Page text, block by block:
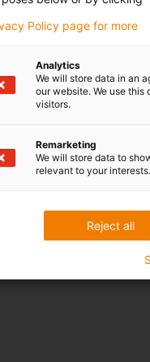
Policy page for more
Analytics
We will store data in an
our website. We use this
visitors.
Remarketing
We will store data to
relevant to your interests.
Reject all